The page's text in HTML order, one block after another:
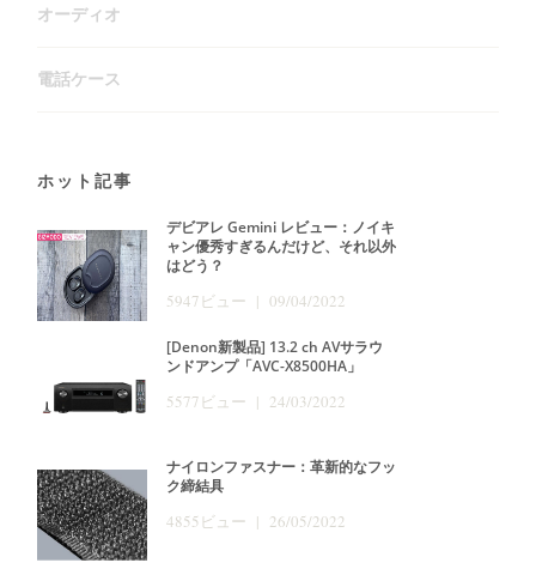
オーディオ
電話ケース
ホット記事
デビアレ Gemini レビュー：ノイキ
ャン優秀すぎるんだけど、それ以外
はどう？
5947ビュー | 09/04/2022
[Denon新製品] 13.2 ch AVサラウ
ンドアンプ「AVC-X8500HA」
5577ビュー | 24/03/2022
ナイロンファスナー：革新的なフッ
ク締結具
4855ビュー | 26/05/2022